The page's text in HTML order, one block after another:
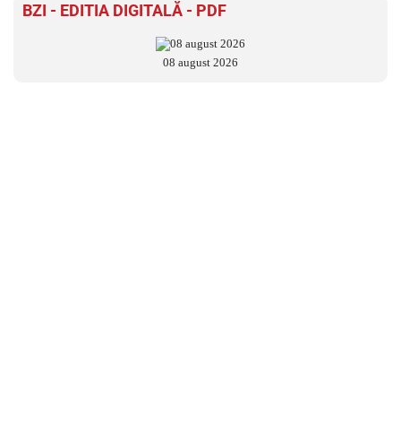
BZI - EDITIA DIGITALĂ - PDF
08 august 2026